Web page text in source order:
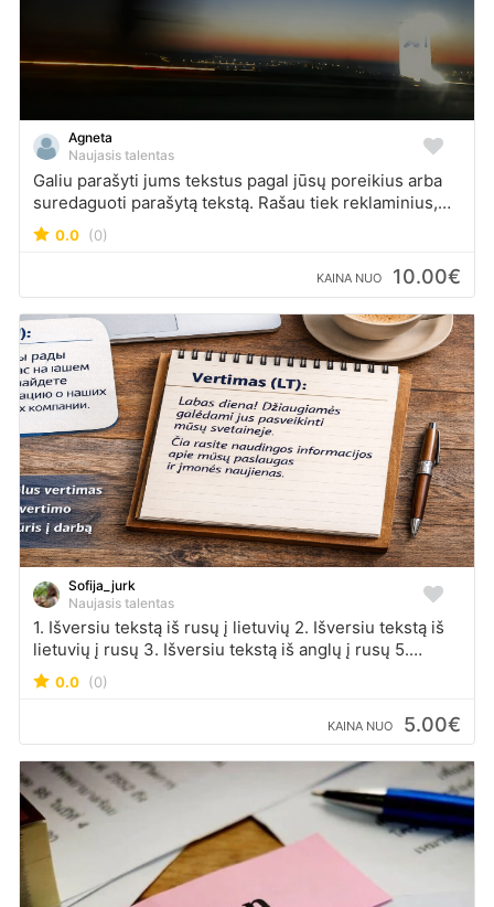
Agneta
Naujasis talentas
Galiu parašyti jums tekstus pagal jūsų poreikius arba
suredaguoti parašytą tekstą. Rašau tiek reklaminius,
tiek mokslinius, tiek kūrybinius. Taip pat, galiu ir versti
tekstus iš užsienio kalbos į lietuvių ir atvirkščiai.
0.0 (0)
KAINA NUO 10.00€
Sofija_jurk
Naujasis talentas
1. Išversiu tekstą iš rusų į lietuvių 2. Išversiu tekstą iš
lietuvių į rusų 3. Išversiu tekstą iš anglų į rusų 5.
Išversiu tekstą iš rusų į anglų 6. Išversiu tekstą iš anglų
į lietuvių 7. Išversiu tekstą iš lietuvių į anglų
Papildomai: • Redaguosiu ir patikrinsiu tekstus •
Atliksiu vertimą natūraliai ir aiškiai • Užduotis atliksiu
kruopščiai ir laiku
0.0 (0)
KAINA NUO 5.00€